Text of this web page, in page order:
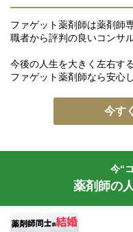
ファゲット薬剤師は薬剤師
職者から評判の良いコンサ
今後の人生を大きく左右す
ファゲット薬剤師なら安心
今す
今“
薬剤師の